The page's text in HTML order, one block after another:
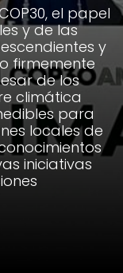
el papel
y de las
y
firmemente
de los
climática
para
locales de
iniciativas